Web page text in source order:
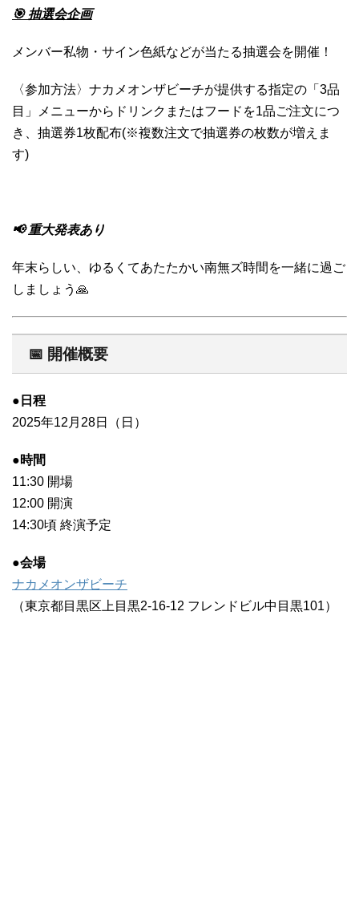
🎯 抽選会企画
メンバー私物・サイン色紙などが当たる抽選会を開催！
〈参加方法〉ナカメオンザビーチが提供する指定の「3品
目」メニューからドリンクまたはフードを1品ご注文につ
き、抽選券1枚配布(※複数注文で抽選券の枚数が増えま
す)
📢 重大発表あり
年末らしい、ゆるくてあたたかい南無ズ時間を一緒に過ご
しましょう🙏
📅 開催概要
●日程
2025年12月28日（日）
●時間
11:30 開場
12:00 開演
14:30頃 終演予定
●会場
ナカメオンザビーチ
（東京都目黒区上目黒2-16-12 フレンドビル中目黒101）